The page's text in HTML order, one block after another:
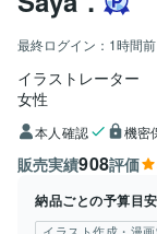
最終ログイン： 1時間前
イラストレーター
女性
本人確認 機密
販売実績908評価
納品ごとの予算目安